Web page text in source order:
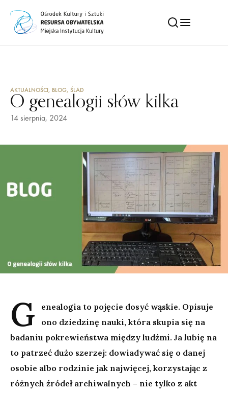
AKTUALNOŚCI, BLOG, ŚLAD
O genealogii słów kilka
14 sierpnia, 2024
G
enealogia to pojęcie dosyć wąskie. Opisuje
ono dziedzinę nauki, która skupia się na
badaniu pokrewieństwa między ludźmi. Ja lubię na
to patrzeć dużo szerzej: dowiadywać się o danej
osobie albo rodzinie jak najwięcej, korzystając z
różnych źródeł archiwalnych – nie tylko z akt